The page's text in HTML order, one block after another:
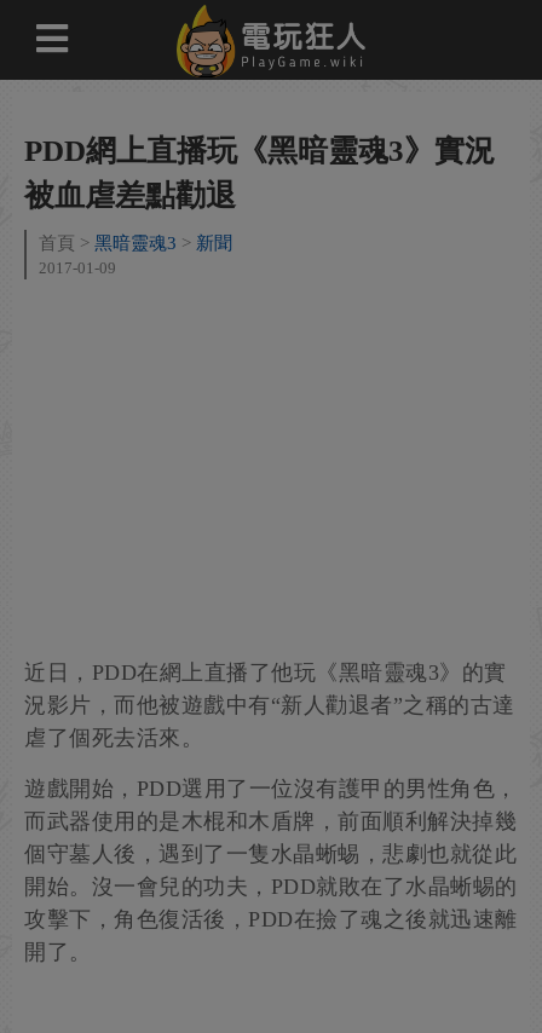
PDD網上直播玩《黑暗靈魂3》實況
被血虐差點勸退
首頁 黑暗靈魂3 新聞
2017-01-09
近日，PDD在網上直播了他玩《黑暗靈魂3》的實
況影片，而他被遊戲中有“新人勸退者”之稱的古達
虐了個死去活來。
遊戲開始，PDD選用了一位沒有護甲的男性角色，
而武器使用的是木棍和木盾牌，前面順利解決掉幾
個守墓人後，遇到了一隻水晶蜥蜴，悲劇也就從此
開始。沒一會兒的功夫，PDD就敗在了水晶蜥蜴的
攻擊下，角色復活後，PDD在撿了魂之後就迅速離
開了。